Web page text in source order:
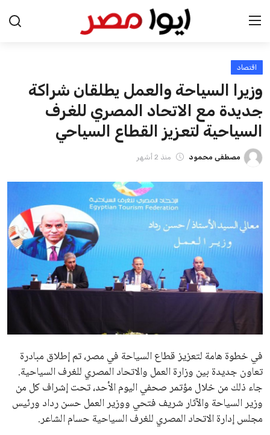
الرئيسية
اخبار مصر
عرب وعالم
اقتصاد
منوعات
فن وثقافة
علوم وتكنولوجيا
محافظات
اقتصاد
وزيرا السياحة والعمل يطلقان شراكة
جديدة مع الاتحاد المصري للغرف
السياحية لتعزيز القطاع السياحي
مصطفى محمود منذ 2 أشهر
في خطوة هامة لتعزيز قطاع السياحة في مصر، تم إطلاق مبادرة
تعاون جديدة بين وزارة العمل والاتحاد المصري للغرف السياحية.
جاء ذلك من خلال مؤتمر صحفي اليوم الأحد، تحت إشراف كل من
وزير السياحة والآثار شريف فتحي ووزير العمل حسن رداد ورئيس
مجلس إدارة الاتحاد المصري للغرف السياحية حسام الشاعر.